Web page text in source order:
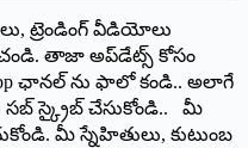
ట్రెండింగ్ వీడియోలు
తాజా అప్‌డేట్స్ కోసం
ఛానల్ ను ఫాలో కండి.. అలాగే
సబ్ స్క్రైబ్ చేసుకోండి.. మీ
మీ స్నేహితులు, కుటుంబ